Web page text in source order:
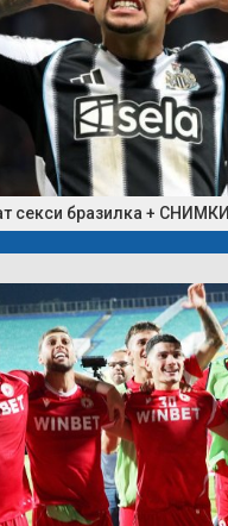
секси бразилка + СНИМКИ